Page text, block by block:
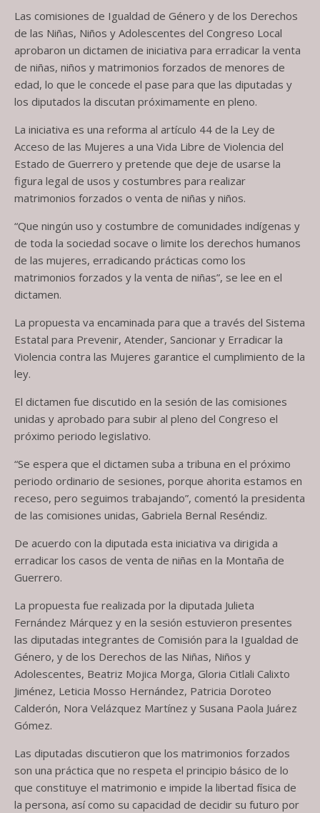
Las comisiones de Igualdad de Género y de los Derechos
de las Niñas, Niños y Adolescentes del Congreso Local
aprobaron un dictamen de iniciativa para erradicar la venta
de niñas, niños y matrimonios forzados de menores de
edad, lo que le concede el pase para que las diputadas y
los diputados la discutan próximamente en pleno.
La iniciativa es una reforma al artículo 44 de la Ley de
Acceso de las Mujeres a una Vida Libre de Violencia del
Estado de Guerrero y pretende que deje de usarse la
figura legal de usos y costumbres para realizar
matrimonios forzados o venta de niñas y niños.
“Que ningún uso y costumbre de comunidades indígenas y
de toda la sociedad socave o limite los derechos humanos
de las mujeres, erradicando prácticas como los
matrimonios forzados y la venta de niñas”, se lee en el
dictamen.
La propuesta va encaminada para que a través del Sistema
Estatal para Prevenir, Atender, Sancionar y Erradicar la
Violencia contra las Mujeres garantice el cumplimiento de la
ley.
El dictamen fue discutido en la sesión de las comisiones
unidas y aprobado para subir al pleno del Congreso el
próximo periodo legislativo.
“Se espera que el dictamen suba a tribuna en el próximo
periodo ordinario de sesiones, porque ahorita estamos en
receso, pero seguimos trabajando”, comentó la presidenta
de las comisiones unidas, Gabriela Bernal Reséndiz.
De acuerdo con la diputada esta iniciativa va dirigida a
erradicar los casos de venta de niñas en la Montaña de
Guerrero.
La propuesta fue realizada por la diputada Julieta
Fernández Márquez y en la sesión estuvieron presentes
las diputadas integrantes de Comisión para la Igualdad de
Género, y de los Derechos de las Niñas, Niños y
Adolescentes, Beatriz Mojica Morga, Gloria Citlali Calixto
Jiménez, Leticia Mosso Hernández, Patricia Doroteo
Calderón, Nora Velázquez Martínez y Susana Paola Juárez
Gómez.
Las diputadas discutieron que los matrimonios forzados
son una práctica que no respeta el principio básico de lo
que constituye el matrimonio e impide la libertad física de
la persona, así como su capacidad de decidir su futuro por